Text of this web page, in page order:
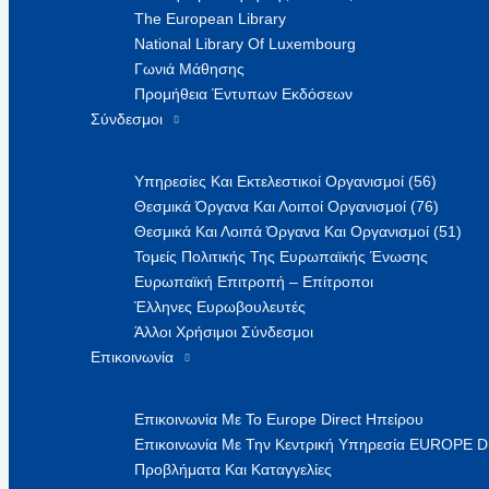
The European Library
National Library Of Luxembourg
Γωνιά Μάθησης
Προμήθεια Έντυπων Εκδόσεων
Σύνδεσμοι
Υπηρεσίες Και Εκτελεστικοί Οργανισμοί (56)
Θεσμικά Όργανα Και Λοιποί Οργανισμοί (76)
Θεσμικά Και Λοιπά Όργανα Και Οργανισμοί (51)
Τομείς Πολιτικής Της Ευρωπαϊκής Ένωσης
Ευρωπαϊκή Επιτροπή – Επίτροποι
Έλληνες Ευρωβουλευτές
Άλλοι Χρήσιμοι Σύνδεσμοι
Επικοινωνία
Επικοινωνία Με Το Europe Direct Ηπείρου
Επικοινωνία Με Την Κεντρική Υπηρεσία EUROPE
Προβλήματα Και Καταγγελίες